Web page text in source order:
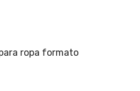
ropa formato